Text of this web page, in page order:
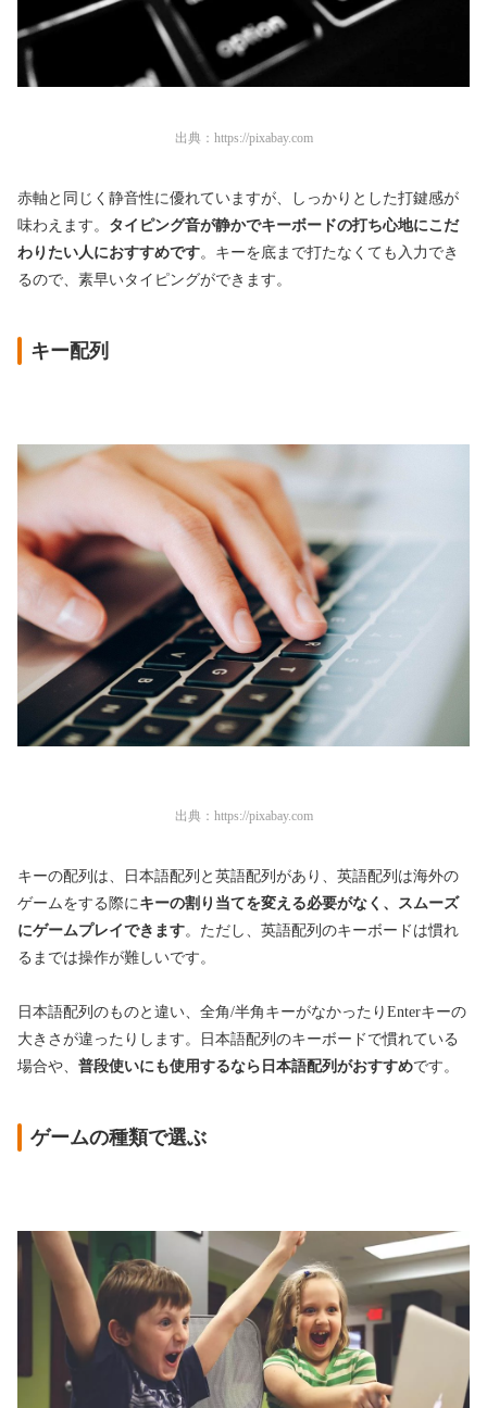
出典： https://pixabay.com
赤軸と同じく静音性に優れていますが、しっかりとした打鍵感が
味わえます。 タイピング音が静かでキーボードの打ち心地にこだ
わりたい人におすすめです。キーを底まで打たなくても入力でき
るので、素早いタイピングができます。
キー配列
出典： https://pixabay.com
キーの配列は、日本語配列と英語配列があり、英語配列は海外の
ゲームをする際にキーの割り当てを変える必要がなく、スムーズ
にゲームプレイできます。ただし、英語配列のキーボードは慣れ
るまでは操作が難しいです。
日本語配列のものと違い、全角/半角キーがなかったりEnterキーの
大きさが違ったりします。日本語配列のキーボードで慣れている
場合や、 普段使いにも使用するなら日本語配列がおすすめです。
ゲームの種類で選ぶ